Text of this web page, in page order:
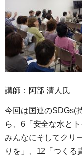
講師：阿部 清人氏
今回は国連のSDGs(
ら、6「安全な水と
みんなにそしてクリ
りを」、12「つくる